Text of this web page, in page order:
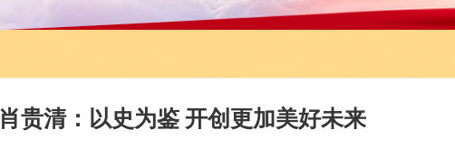
肖贵清：以史为鉴 开创更加美好未来